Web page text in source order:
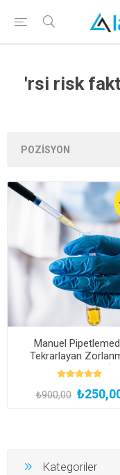
'rsi risk
Manuel
Tekrarlayan
Yaralanmalarının
Önlenmesi (Çevrimiçi
Canlı Eğitim)
₺900,00
Kategoriler